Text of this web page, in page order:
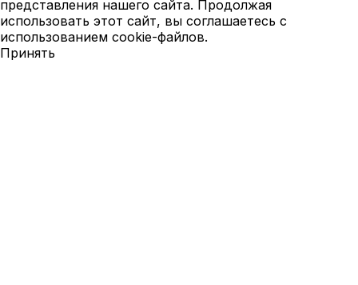
представления нашего сайта. Продолжая
использовать этот сайт, вы соглашаетесь с
использованием cookie-файлов.
Принять